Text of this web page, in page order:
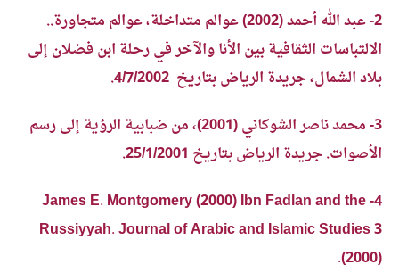
2- عبد الله أحمد (2002) عوالم متداخلة، عوالم متجاورة..
الالتباسات الثقافية بين الأنا والآخر في رحلة ابن فضلان إلى
بلاد الشمال، جريدة الرياض بتاريخ 4/7/2002.
3- محمد ناصر الشوكاني (2001)، من ضبابية الرؤية إلى رسم
الأصوات. جريدة الرياض بتاريخ 25/1/2001.
4- James E. Montgomery (2000) Ibn Fadlan and the
Russiyyah. Journal of Arabic and Islamic Studies 3
(2000).